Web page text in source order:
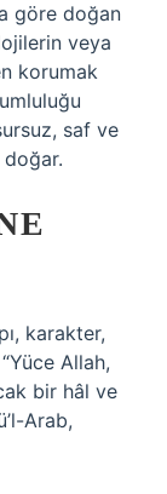
göre doğan
veya
korumak
saf ve
karakter,
Allah,
bir hâl ve
Arab,